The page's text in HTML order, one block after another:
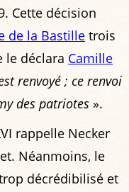
Cette décision
de la Bastille trois
le déclara Camille
renvoyé ; ce renvoi
des patriotes ».
rappelle Necker
Néanmoins, le
décrédibilisé et